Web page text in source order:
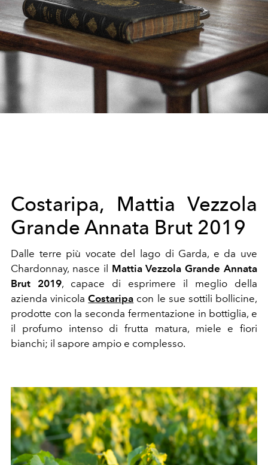
Costaripa, Mattia Vezzola
Grande Annata Brut 2019
Dalle terre più vocate del lago di Garda, e da uve
Chardonnay, nasce il Mattia Vezzola Grande Annata
Brut 2019, capace di esprimere il meglio della
azienda vinicolaCostaripa con le sue sottili bollicine,
prodotte con la seconda fermentazione in bottiglia, e
il profumo intenso di frutta matura, miele e fiori
bianchi; il sapore ampio e complesso.